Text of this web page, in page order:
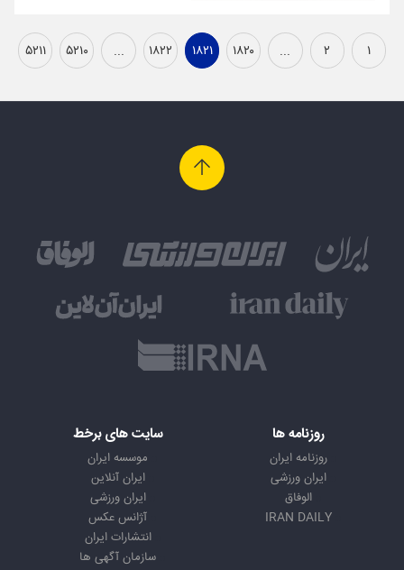
۱ ۲ ... ۱۸۲۰ ۱۸۲۱ ۱۸۲۲ ... ۵۲۱۰ ۵۲۱۱
روزنامه ها
روزنامه ایران
ایران ورزشی
الوفاق
IRAN DAILY
سایت های برخط
موسسه ایران
ایران آنلاین
ایران ورزشی
آژانس عکس
انتشارات ایران
سازمان آگهی ها